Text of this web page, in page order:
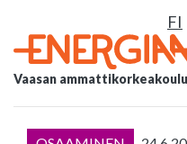
FI
Vaasan